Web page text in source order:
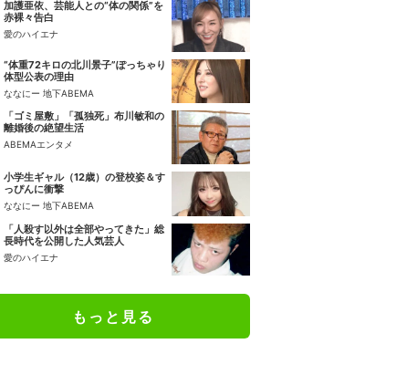
加護亜依、芸能人との“体の関係”を
赤裸々告白
愛のハイエナ
“体重72キロの北川景子”ぽっちゃり
体型公表の理由
ななにー 地下ABEMA
「ゴミ屋敷」「孤独死」布川敏和の
離婚後の絶望生活
ABEMAエンタメ
小学生ギャル（12歳）の登校姿＆す
っぴんに衝撃
ななにー 地下ABEMA
「人殺す以外は全部やってきた」総
長時代を公開した人気芸人
愛のハイエナ
もっと見る